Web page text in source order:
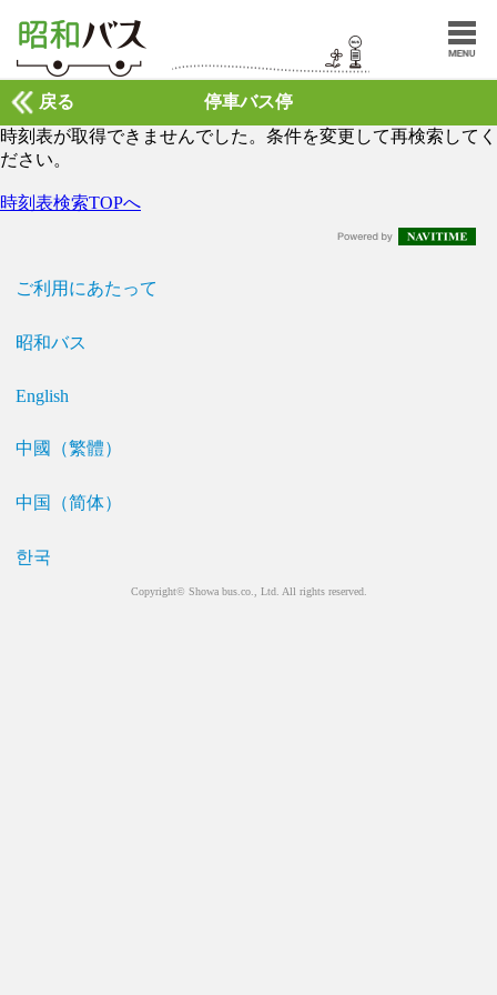
停車バス停
戻る
時刻表が取得できませんでした。条件を変更して再検索してく
ださい。
時刻表検索TOPへ
ご利用にあたって
昭和バス
English
中國（繁體）
中国（简体）
한국
Copyright© Showa bus.co., Ltd. All rights reserved.